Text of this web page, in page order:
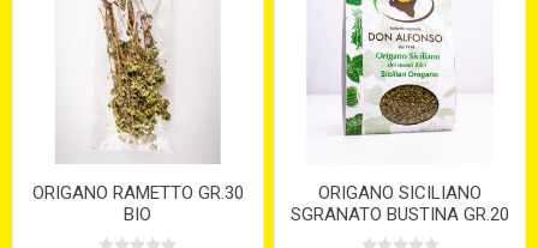
ORIGANO RAMETTO GR.30
BIO
ORIGANO SICILIANO
SGRANATO BUSTINA GR.20